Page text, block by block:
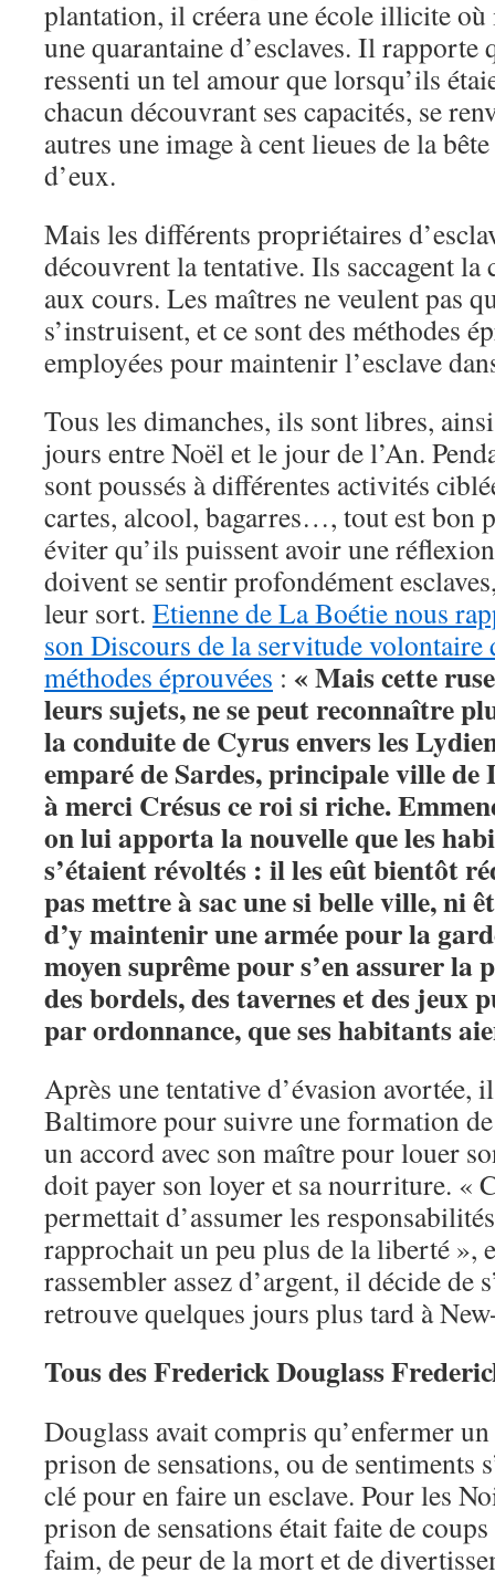
plantation, il créera une école illicite
une quarantaine d’esclaves. Il rapporte
ressenti un tel amour que lorsqu’ils
chacun découvrant ses capacités, se
autres une image à cent lieues de la
d’eux.
Mais les différents propriétaires
découvrent la tentative. Ils saccagent la
aux cours. Les maîtres ne veulent pas
s’instruisent, et ce sont des méthodes
employées pour maintenir l’esclave
Tous les dimanches, ils sont libres,
jours entre Noël et le jour de l’An.
sont poussés à différentes activités
cartes, alcool, bagarres…, tout est bon
éviter qu’ils puissent avoir une
doivent se sentir profondément
leur sort. Etienne de La Boétie nous
son Discours de la servitude volontaire
méthodes éprouvées : « Mais cette
leurs sujets, ne se peut reconnaître
la conduite de Cyrus envers les
emparé de Sardes, principale ville
à merci Crésus ce roi si riche.
on lui apporta la nouvelle que les
s’étaient révoltés : il les eût bientôt
pas mettre à sac une si belle ville, ni
d’y maintenir une armée pour la
moyen suprême pour s’en assurer la
des bordels, des tavernes et des jeux
par ordonnance, que ses habitants
Après une tentative d’évasion avortée,
Baltimore pour suivre une formation
un accord avec son maître pour louer
doit payer son loyer et sa nourriture. «
permettait d’assumer les
rapprochait un peu plus de la liberté »,
rassembler assez d’argent, il décide de
retrouve quelques jours plus tard à
Tous des Frederick Douglass
Douglass avait compris qu’enfermer
prison de sensations, ou de sentiments
clé pour en faire un esclave. Pour les
prison de sensations était faite de
faim, de peur de la mort et de